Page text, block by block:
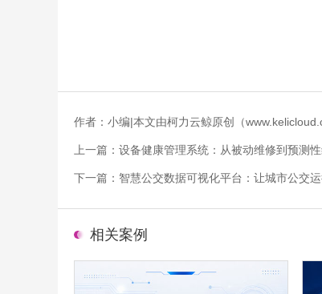
作者：小编|本文由柯力云鲸原创（
上一篇： 设备健康管理系统：从被动维修到预测
下一篇： 智慧公交数据可视化平台：让城市公交
相关案例